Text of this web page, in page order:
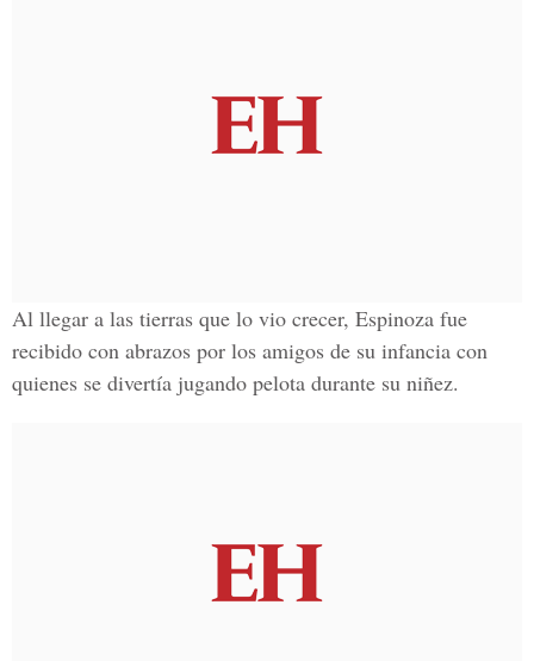
Al llegar a las tierras que lo vio crecer, Espinoza fue
recibido con abrazos por los amigos de su infancia con
quienes se divertía jugando pelota durante su niñez.